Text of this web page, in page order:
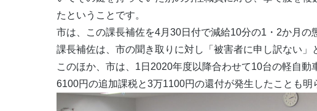
たということです。
市は、この課長補佐を4月30日付で減給10分の1・2か月の
課長補佐は、市の聞き取りに対し「被害者に申し訳ない」
このほか、市は、1日2020年度以降合わせて10台の軽自動
6100円の追加課税と3万1100円の還付が発生したことも明